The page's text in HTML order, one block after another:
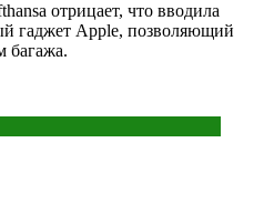
отрицает, что вводила
гаджет Apple, позволяющий
багажа.